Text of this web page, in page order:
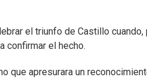
el triunfo de Castillo
confirmar el hecho.
que apresurara un